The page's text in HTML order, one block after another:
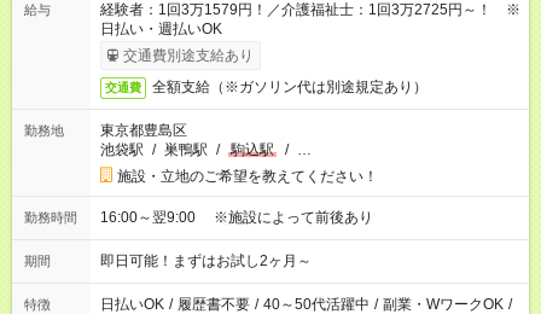
給与
経験者：1回3万1579円！／介護福祉士：1回3万2725円～！ ※
日払い・週払いOK
交通費別途支給あり
交通費 全額支給（※ガソリン代は別途規定あり）
勤務地
東京都豊島区
池袋駅 / 巣鴨駅 / 駒込駅 / …
施設・立地のご希望を教えてください！
勤務時間 16:00～翌9:00 ※施設によって前後あり
期間 即日可能！まずはお試し2ヶ月～
特徴 日払いOK / 履歴書不要 / 40～50代活躍中 / 副業・WワークOK /